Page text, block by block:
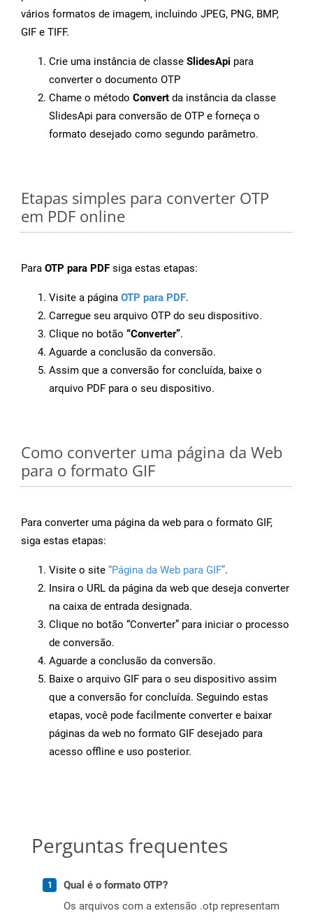
vários formatos de imagem, incluindo JPEG, PNG, BMP,
GIF e TIFF.
Crie uma instância de classe SlidesApi para
converter o documento OTP
Chame o método Convert da instância da classe
SlidesApi para conversão de OTP e forneça o
formato desejado como segundo parâmetro.
Etapas simples para converter OTP
em PDF online
Para OTP para PDF siga estas etapas:
Visite a página OTP para PDF.
Carregue seu arquivo OTP do seu dispositivo.
Clique no botão “Converter”.
Aguarde a conclusão da conversão.
Assim que a conversão for concluída, baixe o
arquivo PDF para o seu dispositivo.
Como converter uma página da Web
para o formato GIF
Para converter uma página da web para o formato GIF,
siga estas etapas:
Visite o site “Página da Web para GIF”.
Insira o URL da página da web que deseja converter
na caixa de entrada designada.
Clique no botão “Converter” para iniciar o processo
de conversão.
Aguarde a conclusão da conversão.
Baixe o arquivo GIF para o seu dispositivo assim
que a conversão for concluída. Seguindo estas
etapas, você pode facilmente converter e baixar
páginas da web no formato GIF desejado para
acesso offline e uso posterior.
Perguntas frequentes
Qual é o formato OTP?
Os arquivos com a extensão .otp representam